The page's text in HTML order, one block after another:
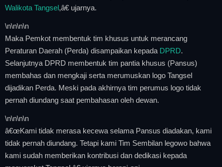
Walikota Tangsel,â€ ujarnya.
\n\n\n\n
Maka Pemkot membentuk tim khusus untuk merancang
Peraturan Daerah (Perda) disampaikan kepada DPRD.
Selanjutnya DPRD membentuk tim pantia khusus (Pansus)
membahas dan mengkaji serta merumuskan logo Tangsel
dijadikan Perda. Meski pada akhirnya tim perumus logo tidak
pernah diundang saat pembahasan oleh dewan.
\n\n\n\n
â€œKami tidak merasa kecewa selama Pansus diadakan, kami
tidak pernah diundang. Tetapi kami Tim Sembilan legowo bahwa
kami sudah memberikan kontribusi dan dedikasi kepada